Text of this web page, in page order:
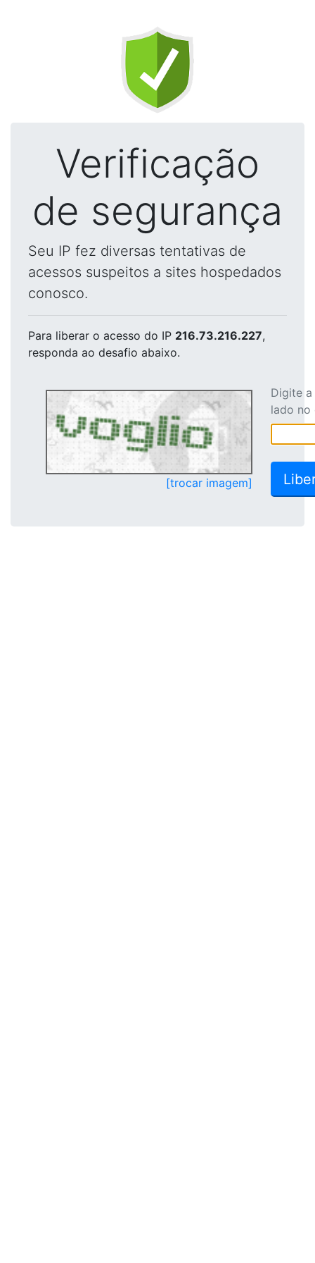
Verificação
de segurança
Seu IP fez diversas tentativas de
acessos suspeitos a sites hospedados
conosco.
Para liberar o acesso do IP 216.73.216.227,
responda ao desafio abaixo.
[trocar imagem]
Digite
lado no